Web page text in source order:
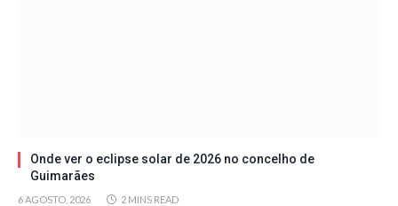
Onde ver o eclipse solar de 2026 no concelho de
Guimarães
6 AGOSTO, 2026 2 MINS READ